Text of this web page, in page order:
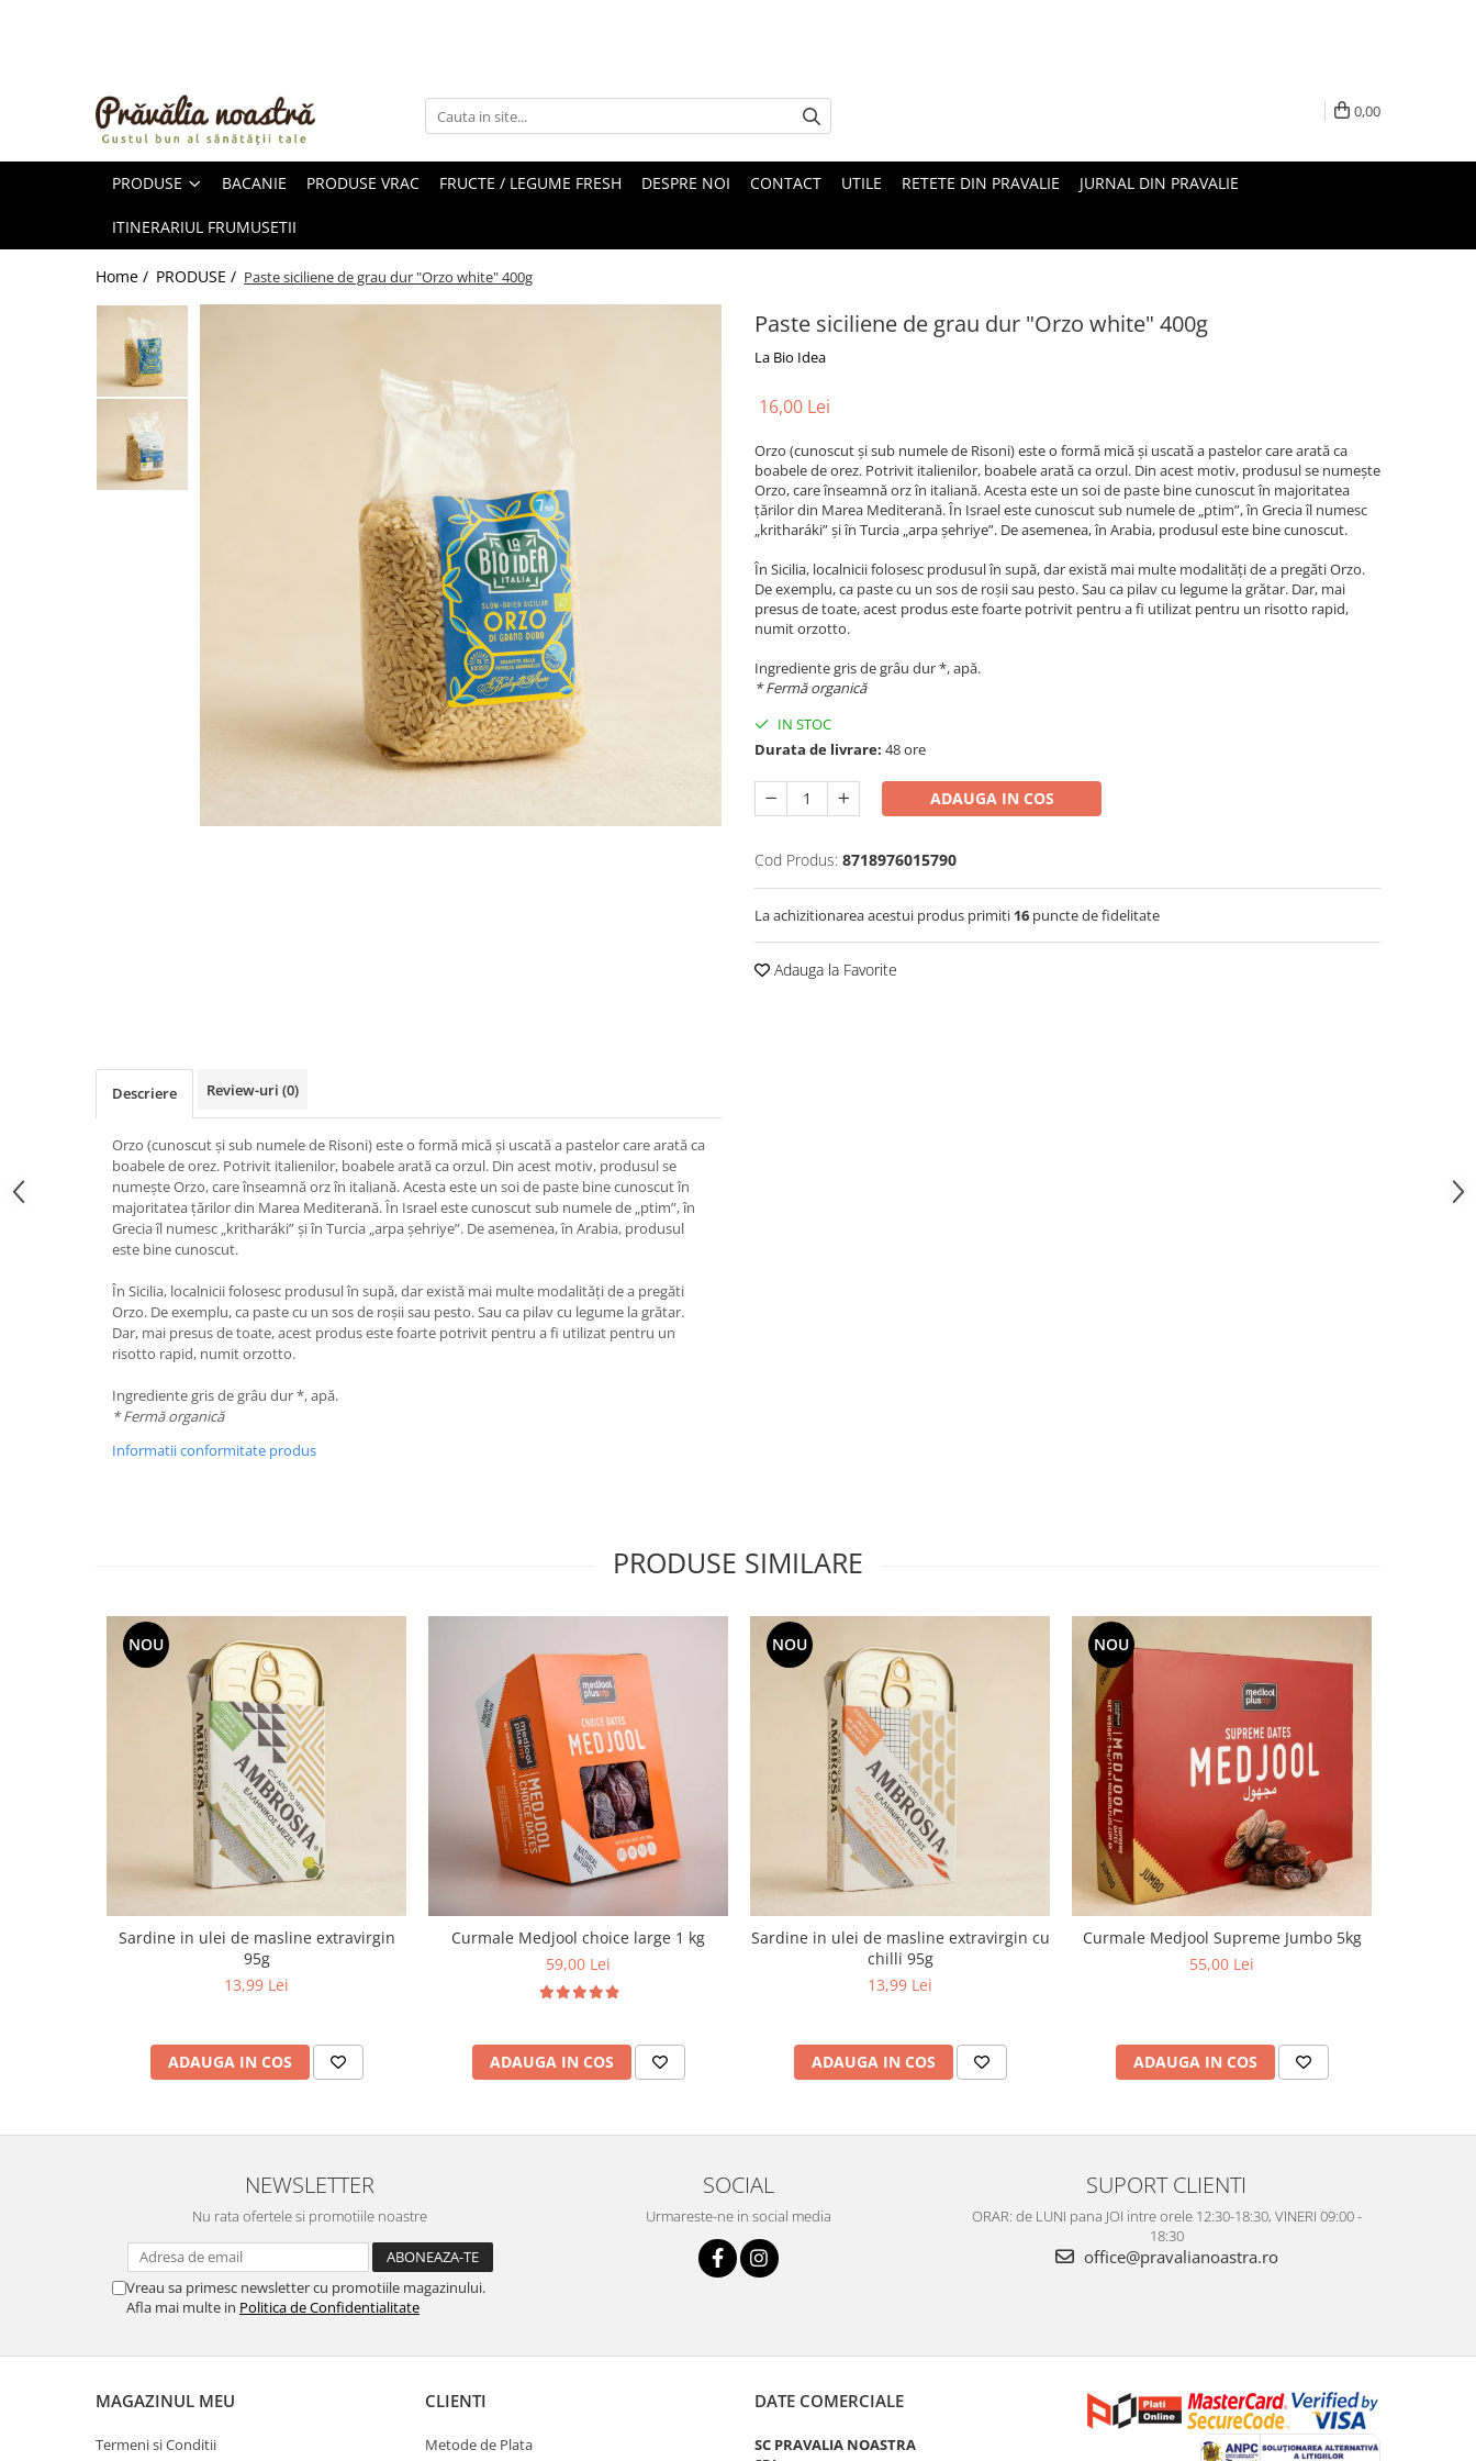
ULEIURI ȘI UNTURI
FRUCTE DESHIDRATATE
ÎNDULCITORI NATURALI / MIERE
FRUCTE LA CONSERVĂ
OȚETURI ȘI SOSURI
FĂINĂ FĂRĂ GLUTEN
BĂUTURI / LAPTE VEGETAL
OREZ ȘI CEREALE
0,00
PRODUSE BACANIE PRODUSE VRAC FRUCTE / LEGUME FRESH DESPRE NOI CONTACT UTILE RETETE DIN PRAVALIE JURNAL DIN PRAVALIE
ITINERARIUL FRUMUSETII
Home / PRODUSE / Paste siciliene de grau dur "Orzo white" 400g
Paste siciliene de grau dur "Orzo white" 400g
La Bio Idea
16,00 Lei
Orzo (cunoscut și sub numele de Risoni) este o formă mică și uscată a pastelor care arată ca
boabele de orez. Potrivit italienilor, boabele arată ca orzul. Din acest motiv, produsul se numește
Orzo, care înseamnă orz în italiană. Acesta este un soi de paste bine cunoscut în majoritatea
țărilor din Marea Mediterană. În Israel este cunoscut sub numele de „ptim”, în Grecia îl numesc
„kritharáki” și în Turcia „arpa șehriye”. De asemenea, în Arabia, produsul este bine cunoscut.
În Sicilia, localnicii folosesc produsul în supă, dar există mai multe modalități de a pregăti Orzo.
De exemplu, ca paste cu un sos de roșii sau pesto. Sau ca pilav cu legume la grătar. Dar, mai
presus de toate, acest produs este foarte potrivit pentru a fi utilizat pentru un risotto rapid,
numit orzotto.
Ingrediente gris de grâu dur *, apă.
* Fermă organică
IN STOC
Durata de livrare: 48 ore
ADAUGA IN COS
Cod Produs: 8718976015790
La achizitionarea acestui produs primiti 16 puncte de fidelitate
Adauga la Favorite
Descriere Review-uri (0)
Orzo (cunoscut și sub numele de Risoni) este o formă mică și uscată a pastelor care arată ca
boabele de orez. Potrivit italienilor, boabele arată ca orzul. Din acest motiv, produsul se
numește Orzo, care înseamnă orz în italiană. Acesta este un soi de paste bine cunoscut în
majoritatea țărilor din Marea Mediterană. În Israel este cunoscut sub numele de „ptim”, în
Grecia îl numesc „kritharáki” și în Turcia „arpa șehriye”. De asemenea, în Arabia, produsul
este bine cunoscut.
În Sicilia, localnicii folosesc produsul în supă, dar există mai multe modalități de a pregăti
Orzo. De exemplu, ca paste cu un sos de roșii sau pesto. Sau ca pilav cu legume la grătar.
Dar, mai presus de toate, acest produs este foarte potrivit pentru a fi utilizat pentru un
risotto rapid, numit orzotto.
Ingrediente gris de grâu dur *, apă.
* Fermă organică
Informatii conformitate produs
PRODUSE SIMILARE
NOU
Sardine in ulei de masline extravirgin
95g
13,99 Lei
ADAUGA IN COS
Curmale Medjool choice large 1 kg
59,00 Lei
ADAUGA IN COS
NOU
Sardine in ulei de masline extravirgin cu
chilli 95g
13,99 Lei
ADAUGA IN COS
NOU
Curmale Medjool Supreme Jumbo 5kg
55,00 Lei
ADAUGA IN COS
NEWSLETTER
Nu rata ofertele si promotiile noastre
Vreau sa primesc newsletter cu promotiile magazinului.
Afla mai multe in Politica de Confidentialitate
SOCIAL
Urmareste-ne in social media
SUPORT CLIENTI
ORAR: de LUNI pana JOI intre orele 12:30-18:30, VINERI 09:00 -
18:30
office@pravalianoastra.ro
MAGAZINUL MEU
Termeni si Conditii
CLIENTI
Metode de Plata
DATE COMERCIALE
SC PRAVALIA NOASTRA